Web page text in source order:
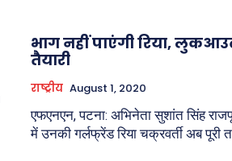
भाग नहीं पाएंगी रिया,
तैयारी
राष्ट्रीय August 1, 2020
एफएनएन, पटना: अभिनेता सुशांत सिंह
में उनकी गर्लफ्रेंड रिया चक्रवर्ती अब